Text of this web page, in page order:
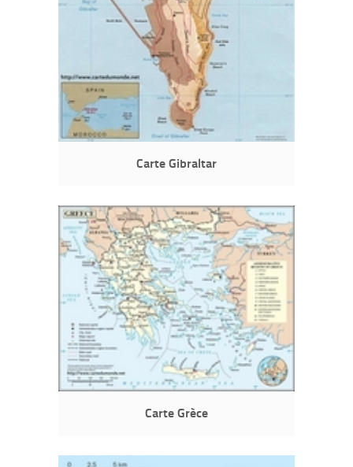
Carte Gibraltar
Carte Grèce